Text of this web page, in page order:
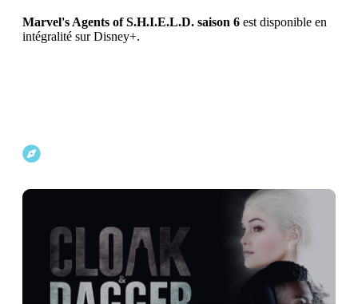
Marvel's Agents of S.H.I.E.L.D. saison 6 est disponible en
intégralité sur Disney+.